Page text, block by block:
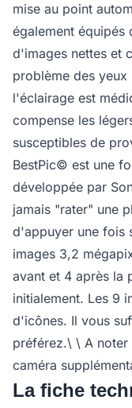
mise au point
également équipés
d'images nettes et
problème des
l'éclairage est
compense les
susceptibles de
BestPic© est une
développée par
jamais "rater" une
d'appuyer une fois
images 3,2
avant et 4 après la
initialement. Les 9
d'icônes. Il vous
préférez.\ \ A
caméra
La fiche